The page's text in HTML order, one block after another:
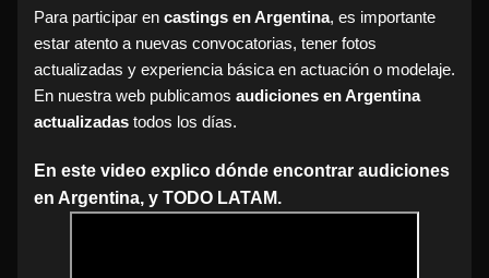
Para participar en castings en Argentina, es importante
estar atento a nuevas convocatorias, tener fotos
actualizadas y experiencia básica en actuación o modelaje.
En nuestra web publicamos audiciones en Argentina
actualizadas todos los días.
En este video explico dónde encontrar audiciones
en Argentina, y TODO LATAM.